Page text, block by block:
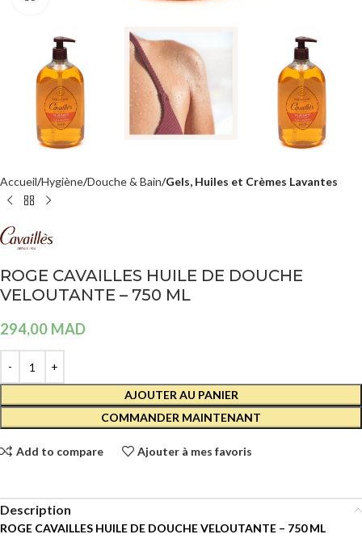
Accueil Hygiène Douche & Bain Gels, Huiles et Crèmes Lavantes
ROGE CAVAILLES HUILE DE DOUCHE
VELOUTANTE – 750 ML
294,00 MAD
AJOUTER AU PANIER
COMMANDER MAINTENANT
Add to compare Ajouter à mes favoris
Description
ROGE CAVAILLES HUILE DE DOUCHE VELOUTANTE – 750 ML